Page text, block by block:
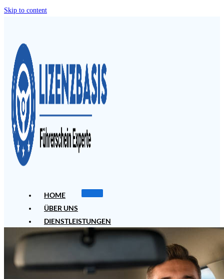
Skip to content
HOME
ÜBER UNS
DIENSTLEISTUNGEN
Führerschein